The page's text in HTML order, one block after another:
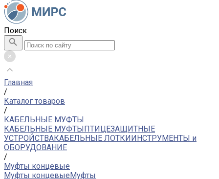
Поиск
Главная
/
Каталог товаров
/
КАБЕЛЬНЫЕ МУФТЫ
КАБЕЛЬНЫЕ МУФТЫПТИЦЕЗАЩИТНЫЕ
УСТРОЙСТВАКАБЕЛЬНЫЕ ЛОТКИИНСТРУМЕНТЫ и
ОБОРУДОВАНИЕ
/
Муфты концевые
Муфты концевыеМуфты